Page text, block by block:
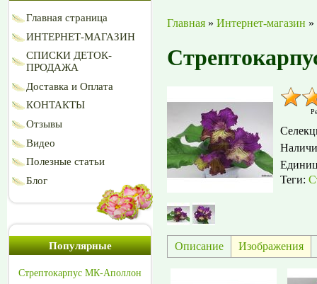
Главная страница
ИНТЕРНЕТ-МАГАЗИН
СПИСКИ ДЕТОК-
ПРОДАЖА
Доставка и Оплата
КОНТАКТЫ
Отзывы
Видео
Полезные статьи
Блог
Популярные
Стрептокарпус МК-Аполлон
Главная » Интернет-магазин »
Теги:
Описание Изображения